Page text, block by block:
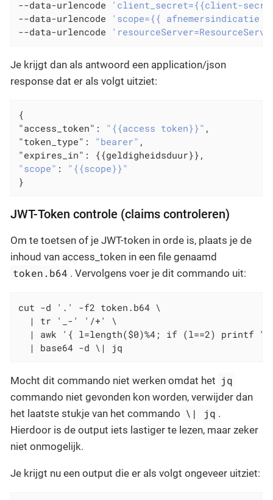
--data-urlencode
'client_secret={{client-
--data-urlencode
'scope={{ afnemersindicatie
--data-urlencode
Je krijgt dan als antwoord een application/json
response dat er als volgt uitziet:
"access_token" : "{{access token}}"
"token_type" : "bearer"
"expires_in"
"scope" : "{{scope}}"
}
JWT-Token controle (claims controleren)
Om te toetsen of je JWT-token in orde is, plaats je de
inhoud van access_token in een file genaamd
token.b64 . Vervolgens voer je dit commando uit:
cut -d '.' -f2 token.b64 \
  | tr '_-' '/+' \
| awk '{ l=length($0)%4; if (l==2) printf
  | base64 -d \| jq
Mocht dit commando niet werken omdat het jq
commando niet gevonden kon worden, verwijder dan
het laatste stukje van het commando \| jq .
Hierdoor is de output iets lastiger te lezen, maar zeker
niet onmogelijk.
Je krijgt nu een output die er als volgt ongeveer uitziet: